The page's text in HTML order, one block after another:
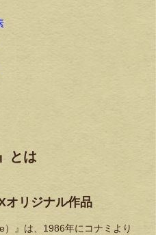
とは
オリジナル作品
）』は、1986年にコナミより